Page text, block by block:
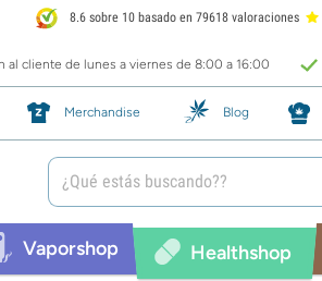
8.6 sobre 10 basado en 79618 valoraciones
al cliente de lunes a viernes de 8:00 a 16:00
Merchandise Blog
Vaporshop Healthshop